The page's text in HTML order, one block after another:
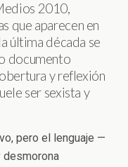
2010,
que aparecen en
última década se
documento
y reflexión
ser sexista y
pero el lenguaje —
desmorona